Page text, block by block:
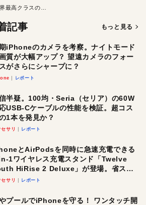
記事 もっと見る
iPhoneのカメラを考察。ナイトモード
質が大幅アップ？ 望遠カメラのフォー
がさらにシャープに？
レポート
半疑。100均・Seria（セリア）の60W
USB-Cケーブルの性能を検証。超コス
1本を発見か？
セサリ レポート
とAirPodsを同時に急速充電できる
1ワイヤレス充電スタンド「Twelve
HiRise 2 Deluxe」が登場。省スペ
でおしゃれに充電したい人にオスス
セサリ レポート
プールでiPhoneを守る！ ワンタッチ開